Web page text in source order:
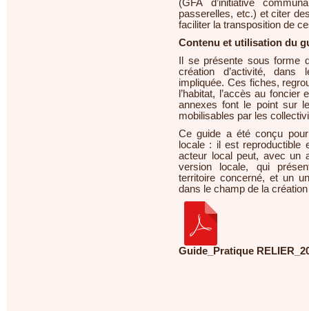
(GFA d’initiative
passerelles, etc.) et citer
faciliter la transposition de
Contenu et utilisation du
Il se présente sous forme
création d’activité, dans
impliquée. Ces fiches,
l’habitat, l’accès au
annexes font le point sur
mobilisables par les
Ce guide a été conçu
locale : il est reproductible
acteur local peut, avec un
version locale, qui
territoire concerné, et un
dans le champ de la création
Guide_Pratique